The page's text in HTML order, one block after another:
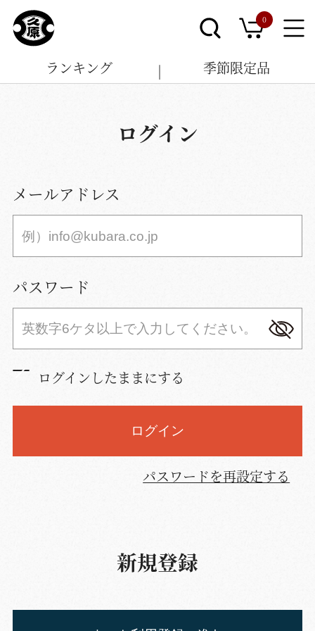
0
ランキング 季節限定品
ログイン
メールアドレス
パスワード
ログインしたままにする
ログイン
パスワードを再設定する
新規登録